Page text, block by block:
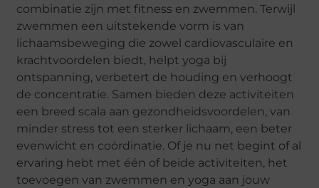
combinatie zijn met fitness en zwemmen. Terwijl
zwemmen een uitstekende vorm is van
lichaamsbeweging die zowel cardiovasculaire en
krachtvoordelen biedt, helpt yoga bij
ontspanning, verbetert de houding en verhoogt
de concentratie. Samen bieden deze activiteiten
een breed scala aan gezondheidsvoordelen, van
minder stress tot een sterker lichaam, een beter
evenwicht en coördinatie. Of je nu net begint of al
ervaring hebt met één of beide activiteiten, het
toevoegen van zwemmen en yoga aan jouw